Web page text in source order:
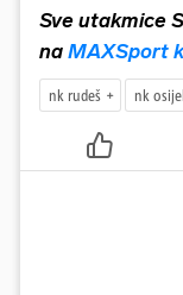
Sve utakmice
na MAXSport
nk rudeš nk